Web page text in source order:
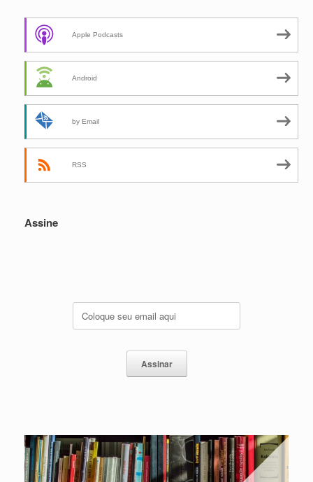
Apple Podcasts
Android
by Email
RSS
Assine